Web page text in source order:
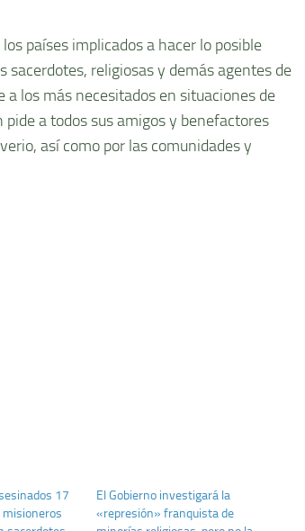
países implicados a hacer lo posible
sacerdotes, religiosas y demás agentes de
los más necesitados en situaciones de
a todos sus amigos y benefactores
así como por las comunidades y
17
misioneros
El Gobierno investigará la
«represión» franquista de